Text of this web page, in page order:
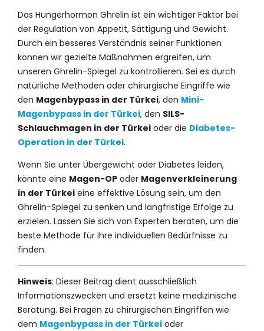
Das Hungerhormon Ghrelin ist ein wichtiger Faktor bei
der Regulation von Appetit, Sättigung und Gewicht.
Durch ein besseres Verständnis seiner Funktionen
können wir gezielte Maßnahmen ergreifen, um
unseren Ghrelin-Spiegel zu kontrollieren. Sei es durch
natürliche Methoden oder chirurgische Eingriffe wie
den Magenbypass in der Türkei, den Mini-
Magenbypass in der Türkei, den SILS-
Schlauchmagen in der Türkei oder die Diabetes-
Operation in der Türkei.
Wenn Sie unter Übergewicht oder Diabetes leiden,
könnte eine Magen-OP oder Magenverkleinerung
in der Türkei eine effektive Lösung sein, um den
Ghrelin-Spiegel zu senken und langfristige Erfolge zu
erzielen. Lassen Sie sich von Experten beraten, um die
beste Methode für Ihre individuellen Bedürfnisse zu
finden.
Hinweis: Dieser Beitrag dient ausschließlich
Informationszwecken und ersetzt keine medizinische
Beratung. Bei Fragen zu chirurgischen Eingriffen wie
dem Magenbypass in der Türkei oder